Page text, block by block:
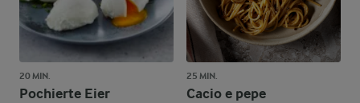
20 MIN.
Pochierte Eier
25 MIN.
Cacio e pepe